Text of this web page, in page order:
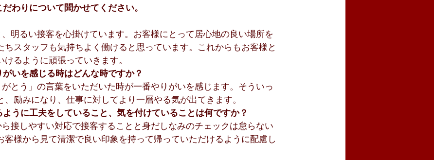
わりについて聞かせてください。
明るい接客を心掛けています。お客様にとって居心地の良い場所を
ちスタッフも気持ちよく働けると思っています。これからもお客様と
るように頑張っていきます。
いを感じる時はどんな時ですか？
とう」の言葉をいただいた時が一番やりがいを感じます。そういっ
、励みになり、仕事に対してより一層やる気が出てきます。
うに工夫をしていること、気を付けていることは何ですか？
接しやすい対応で接客することと身だしなみのチェックは怠らない
客様から見て清潔で良い印象を持って帰っていただけるように配慮し